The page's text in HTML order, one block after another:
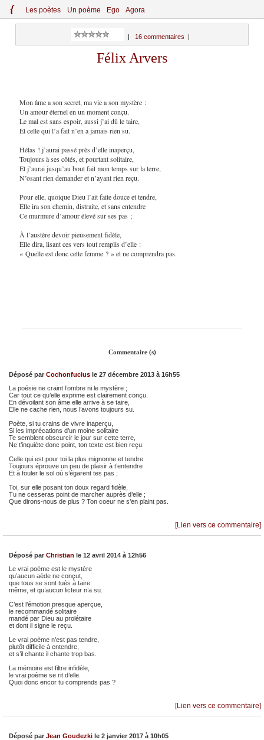
{ Les poètes Un poème Ego Agora
16 commentaires
Félix Arvers
Mon âme a son secret, ma vie a son mystère :
Un amour éternel en un moment conçu.
Le mal est sans espoir, aussi j’ai dû le taire,
Et celle qui l’a fait n’en a jamais rien su.
Hélas ! j’aurai passé près d’elle inaperçu,
Toujours à ses côtés, et pourtant solitaire,
Et j’aurai jusqu’au bout fait mon temps sur la terre,
N’osant rien demander et n’ayant rien reçu.
Pour elle, quoique Dieu l’ait faite douce et tendre,
Elle ira son chemin, distraite, et sans entendre
Ce murmure d’amour élevé sur ses pas ;
À l’austère devoir pieusement fidèle,
Elle dira, lisant ces vers tout remplis d’elle :
« Quelle est donc cette femme ? » et ne comprendra pas.
Commentaire (s)
Déposé par Cochonfucius le 27 décembre 2013 à 16h55
La poésie ne craint l’ombre ni le mystère ;
Car tout ce qu’elle exprime est clairement conçu.
En dévoilant son âme elle arrive à se taire,
Elle ne cache rien, nous l’avons toujours su.
Poète, si tu crains de vivre inaperçu,
Si les imprécations d’un moine solitaire
Te semblent obscurcir le jour sur cette terre,
Ne t’inquiète donc point, ton texte est bien reçu.
Celle qui est pour toi la plus mignonne et tendre
Toujours éprouve un peu de plaisir à t’entendre
Et à fouler le sol où s’égarent tes pas ;
Toi, sur elle posant ton doux regard fidèle,
Tu ne cesseras point de marcher auprès d’elle ;
Que dirons-nous de plus ? Ton coeur ne s’en plaint pas.
[Lien vers ce commentaire]
Déposé par Christian le 12 avril 2014 à 12h56
Le vrai poème est le mystère
qu’aucun aède ne conçut,
que tous se sont tués à taire
même, et qu’aucun licteur n’a su.
C’est l’émotion presque aperçue,
le recommandé solitaire
mandé par Dieu au prolétaire
et dont il signe le reçu.
Le vrai poème n’est pas tendre,
plutôt difficile à entendre,
et s’il chante il chante trop bas.
La mémoire est filtre infidèle,
le vrai poème se rit d’elle.
Quoi donc encor tu comprends pas ?
[Lien vers ce commentaire]
Déposé par Jean Goudezki le 2 janvier 2017 à 10h05